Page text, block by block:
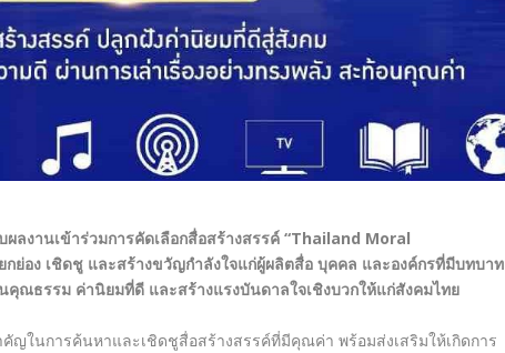
ลงานเข้าร่วมการคัดเลือกสื่อสร้างสรรค์ “Thailand Moral
กย่อง เชิดชู และสร้างขวัญกำลังใจแก่ผู้ผลิตสื่อ บุคคล และองค์กรที่มีบทบาท
คุณธรรม ค่านิยมที่ดี และสร้างแรงบันดาลใจเชิงบวกให้แก่สังคมไทย
คัญในการค้นหาและเชิดชูสื่อสร้างสรรค์ที่มีคุณค่า พร้อมส่งเสริมให้เกิดการ